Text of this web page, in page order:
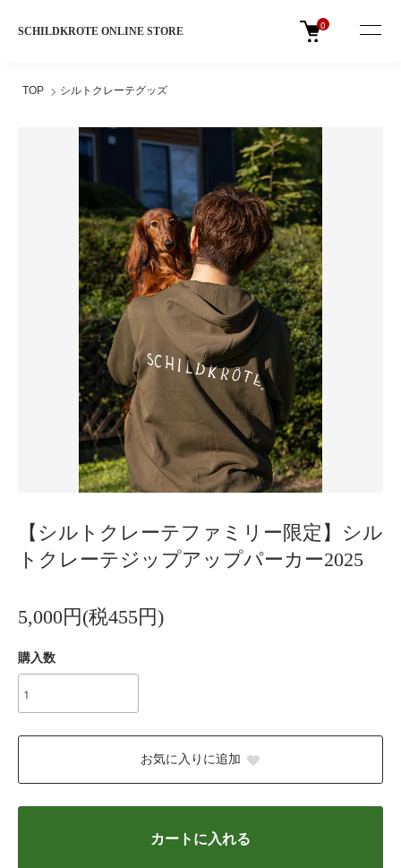
SCHILDKROTE ONLINE STORE 0
TOP シルトクレーテグッズ
【シルトクレーテファミリー限定】シル
トクレーテジップアップパーカー2025
5,000円(税455円)
購入数
お気に入りに追加
カートに入れる